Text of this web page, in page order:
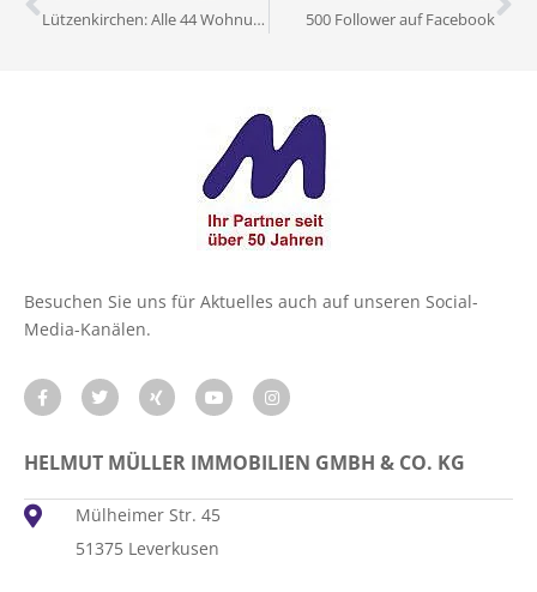
Lützenkirchen: Alle 44 Wohnungen übergeben 500 Follower auf Facebook
Besuchen Sie uns für Aktuelles auch auf unseren Social-
Media-Kanälen.
HELMUT MÜLLER IMMOBILIEN GMBH & CO. KG
Mülheimer Str. 45
51375 Leverkusen